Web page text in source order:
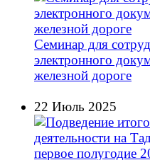
Семинар для
электронного
железной дороге
22 Июль 2025